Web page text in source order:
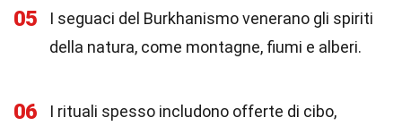
05
I seguaci del Burkhanismo venerano gli spiriti
della natura, come montagne, fiumi e alberi.
06
I rituali spesso includono offerte di cibo,